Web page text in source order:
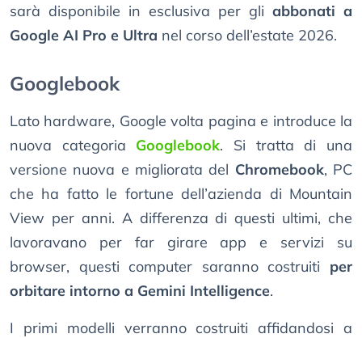
sarà disponibile in esclusiva per gli abbonati a
Google AI Pro e Ultra nel corso dell’estate 2026.
Googlebook
Lato hardware, Google volta pagina e introduce la
nuova categoria Googlebook. Si tratta di una
versione nuova e migliorata del Chromebook, PC
che ha fatto le fortune dell’azienda di Mountain
View per anni. A differenza di questi ultimi, che
lavoravano per far girare app e servizi su
browser, questi computer saranno costruiti per
orbitare intorno a Gemini Intelligence.
I primi modelli verranno costruiti affidandosi a